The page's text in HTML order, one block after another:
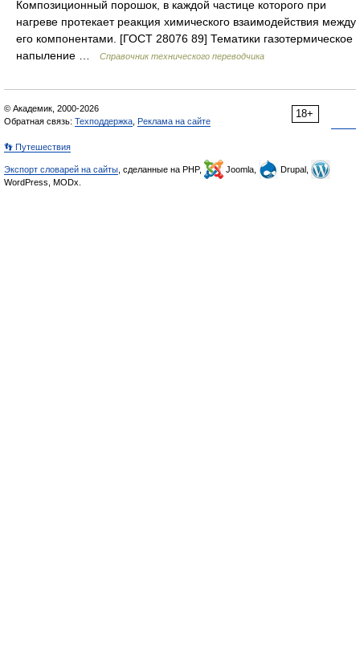
Композиционный порошок, в каждой частице которого при
нагреве протекает реакция химического взаимодействия между
его компонентами. [ГОСТ 28076 89] Тематики газотермическое
напыление …
Справочник технического переводчика
18+
© Академик, 2000-2026
Обратная связь: Техподдержка Реклама на сайте
👣 Путешествия
Экспорт словарей на сайты , сделанные на PHP, Joomla,
Drupal,
WordPress, MODx.